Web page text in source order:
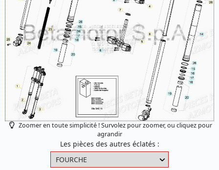
Zoomer en toute simplicité ! Survolez pour zoomer, ou cliquez pour
agrandir
Les pièces des autres éclatés :